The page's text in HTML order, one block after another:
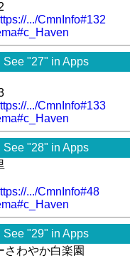
.../CmnInfo#132
See "27" in Apps
.../CmnInfo#133
See "28" in Apps
.../CmnInfo#48
See "29" in Apps
わやか白楽園